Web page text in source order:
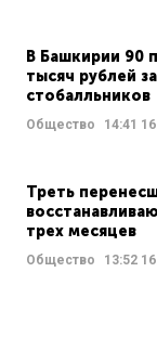
В Башкирии 90
тысяч рублей
стобалльников
Общество 14:41
Треть
трех месяцев
Общество 13:52